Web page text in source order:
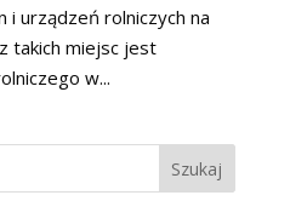
i urządzeń rolniczych na
takich miejsc jest
w...
Szukaj